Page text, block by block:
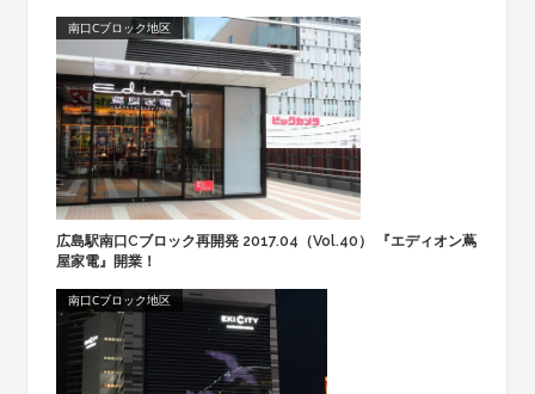
南口Cブロック地区
広島駅南口Cブロック再開発 2017.04（Vol.40） 『エディオン蔦
屋家電』開業！
南口Cブロック地区